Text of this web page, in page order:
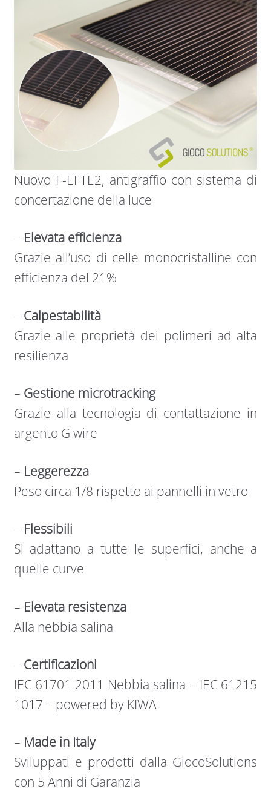
Nuovo F-EFTE2, antigraffio con sistema di
concertazione della luce
– Elevata efficienza
Grazie all’uso di celle monocristalline con
efficienza del 21%
– Calpestabilità
Grazie alle proprietà dei polimeri ad alta
resilienza
– Gestione microtracking
Grazie alla tecnologia di contattazione in
argento G wire
– Leggerezza
Peso circa 1/8 rispetto ai pannelli in vetro
– Flessibili
Si adattano a tutte le superfici, anche a
quelle curve
– Elevata resistenza
Alla nebbia salina
– Certificazioni
IEC 61701 2011 Nebbia salina – IEC 61215
1017 – powered by KIWA
– Made in Italy
Sviluppati e prodotti dalla GiocoSolutions
con 5 Anni di Garanzia